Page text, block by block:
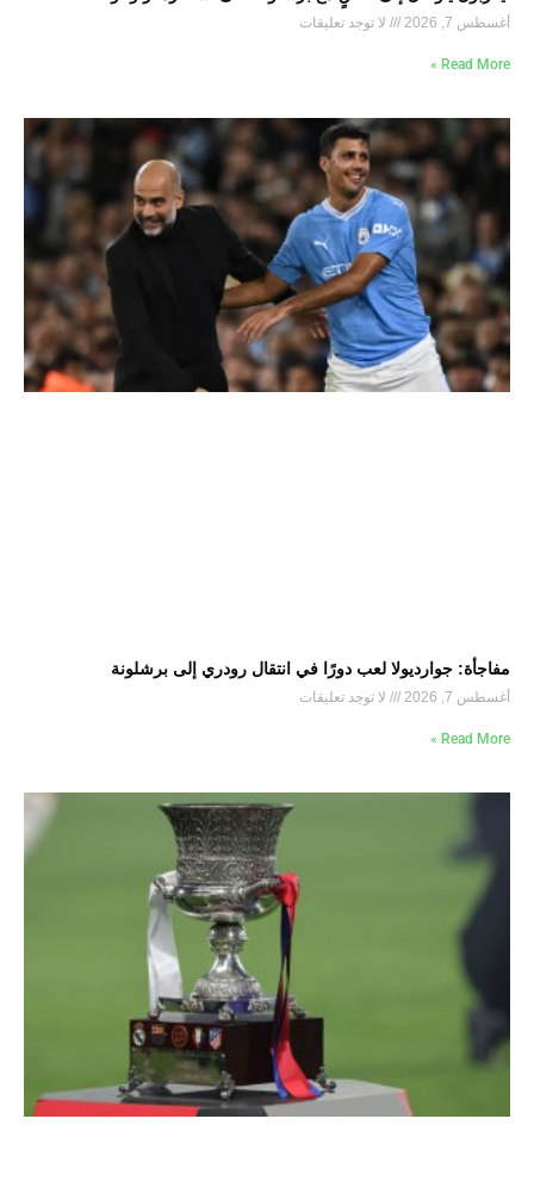
أغسطس 7, 2026 لا توجد تعليقات
Read More »
مفاجأة: جوارديولا لعب دورًا في انتقال رودري إلى برشلونة
أغسطس 7, 2026 لا توجد تعليقات
Read More »